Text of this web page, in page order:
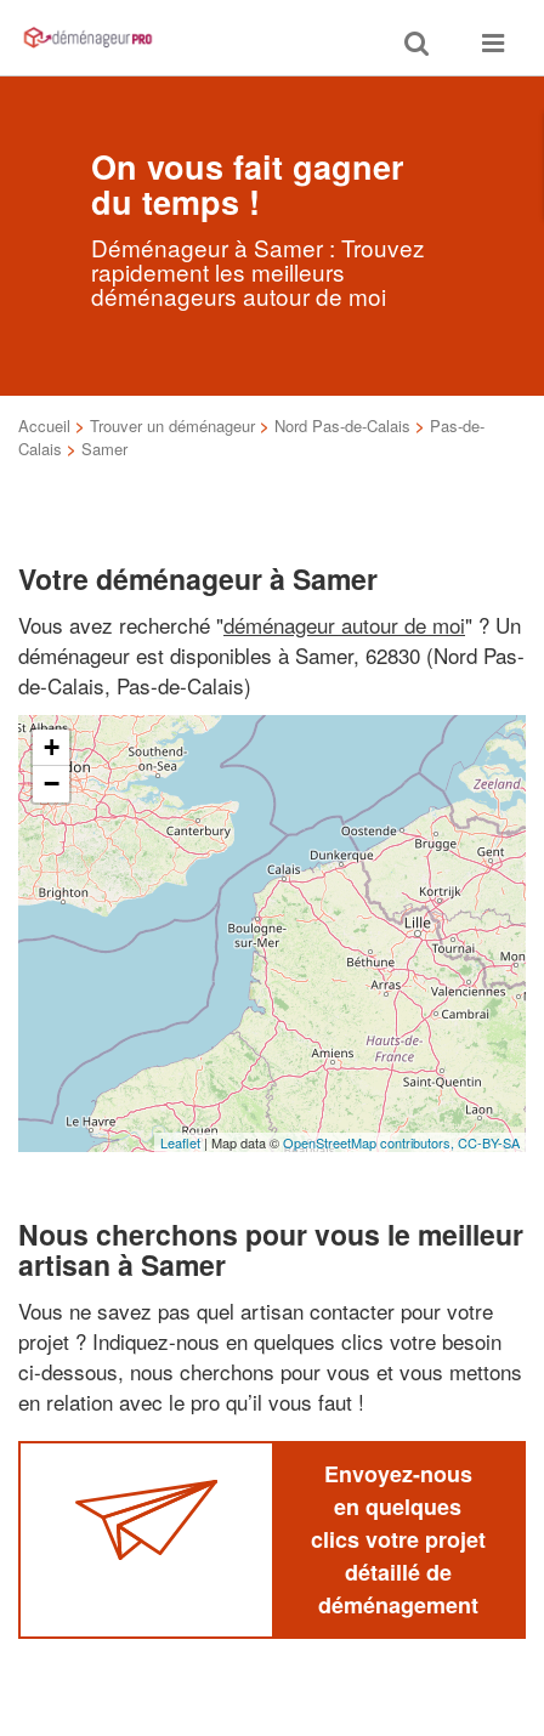
Toggle
search
Toggle
On vous fait gagner
du temps !
Déménageur à Samer : Trouvez
rapidement les meilleurs
déménageurs autour de moi
Accueil > Trouver un déménageur > Nord Pas-de-Calais > Pas-de-
Calais > Samer
Votre déménageur à Samer
Vous avez recherché "déménageur autour de moi" ? Un
déménageur est disponibles à Samer, 62830 (Nord Pas-
de-Calais, Pas-de-Calais)
+
−
Leaflet| Map data ©OpenStreetMap contributors,CC-BY-SA
Nous cherchons pour vous le meilleur
artisan à Samer
Vous ne savez pas quel artisan contacter pour votre
projet ? Indiquez-nous en quelques clics votre besoin
ci-dessous, nous cherchons pour vous et vous mettons
en relation avec le pro qu’il vous faut !
Envoyez-nous
en quelques
clics votre projet
détaillé de
déménagement